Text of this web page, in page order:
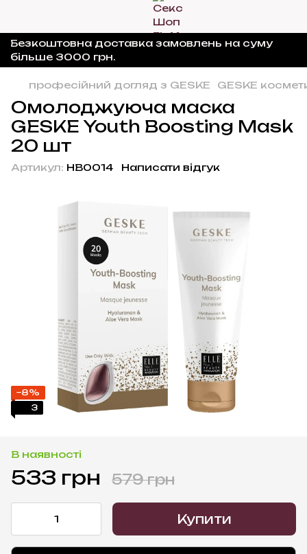
Безкоштовна доставка замовлень на суму
більше 3000 грн.
професійний догляд з GESKE GESKE
Омолоджуюча маска
GESKE Youth Boosting Mask
20 шт
Артикул: HB0014 Написати відгук
−8%
3
В наявності
533 грн 579 грн
Купити